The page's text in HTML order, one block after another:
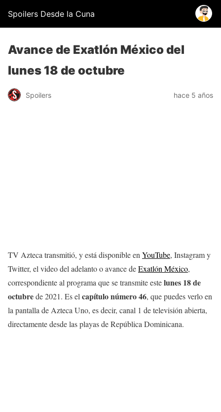
Spoilers Desde la Cuna
Avance de Exatlón México del
lunes 18 de octubre
Spoilers hace 5 años
TV Azteca transmitió, y está disponible en YouTube, Instagram y
Twitter, el video del adelanto o avance deExatlón México,
correspondiente al programa que se transmite estelunes 18de
octubrede 2021. Es el capítulo número 46, que puedes verlo en
la pantalla de Azteca Uno, es decir, canal 1 de televisión abierta,
directamente desde las playas de República Dominicana.